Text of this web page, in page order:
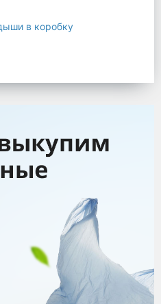
в коробку